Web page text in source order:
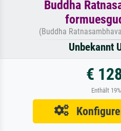
Buddha
(Buddha
Unbekannt
€
Enthält